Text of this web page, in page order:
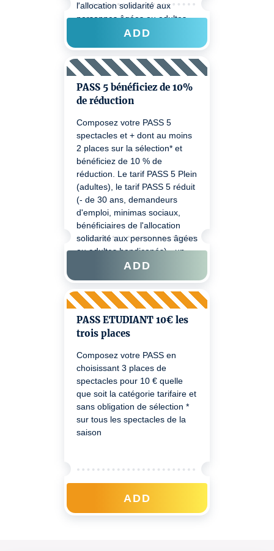
l'allocation solidarité aux
personnes âgées ou adultes
handicapés) - un justificatif
contrôle billets. Pour bénéficiez
de votre réduction lors d'un
prochain achat veuillez passer
à Sponeck ou nous joindre au
ADD
PASS 5 bénéficiez de 10%
de réduction
Composez votre PASS 5
spectacles et + dont au moins
2 places sur la sélection* et
bénéficiez de 10 % de
réduction. Le tarif PASS 5 Plein
(adultes), le tarif PASS 5 réduit
(- de 30 ans, demandeurs
d'emploi, minimas sociaux,
bénéficiaires de l'allocation
solidarité aux personnes âgées
ou adultes handicapés) - un
justificatif pourra être demandé
bénéficiez de votre réduction
lors d'un prochain achat merci
de bien vouloir passer à
Sponeck ou nous joindre au
0805 710 700.
ADD
PASS ETUDIANT 10€ les
trois places
Composez votre PASS en
choisissant 3 places de
spectacles pour 10 € quelle
que soit la catégorie tarifaire et
sans obligation de sélection *
sur tous les spectacles de la
saison
ADD